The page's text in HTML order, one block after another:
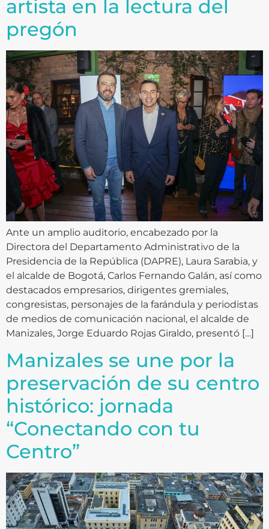
artista en la lectura del
pregón
Ante un amplio auditorio, encabezado por la
Directora del Departamento Administrativo de la
Presidencia de la República (DAPRE), Laura Sarabia, y
el alcalde de Bogotá, Carlos Fernando Galán, así como
destacados empresarios, dirigentes gremiales,
congresistas, personajes de la farándula y periodistas
de medios de comunicación nacional, el alcalde de
Manizales, Jorge Eduardo Rojas Giraldo, presentó […]
Manizales se une por la
preservación de su centro
histórico: jornada
“Conectando con tu
Centro”